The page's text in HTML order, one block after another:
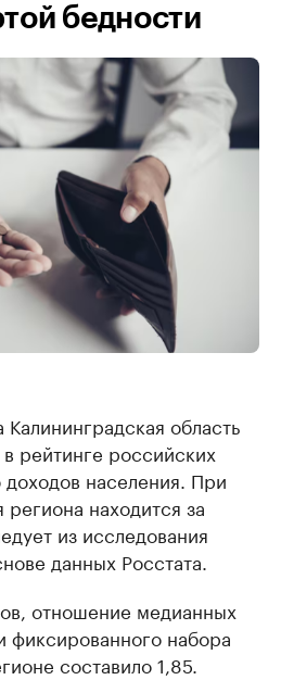
бедности
область
рейтинге российских
населения. При
находится за
из исследования
данных Росстата.
отношение медианных
фиксированного набора
составило 1,85.